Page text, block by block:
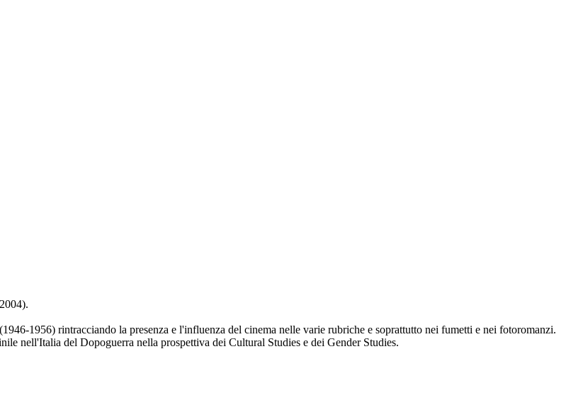
1956) rintracciando la presenza e l'influenza del cinema nelle varie rubriche e soprattutto nei fumetti e nei fotoromanzi.
nell'Italia del Dopoguerra nella prospettiva dei Cultural Studies e dei Gender Studies.